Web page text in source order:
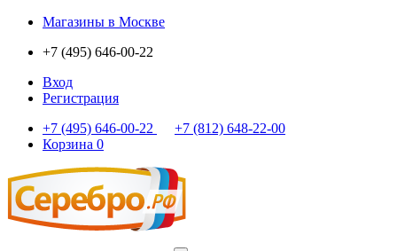
Магазины в Москве
+7 (495) 646-00-22
Вход
Регистрация
+7 (495) 646-00-22
+7 (812) 648-22-00
Корзина 0